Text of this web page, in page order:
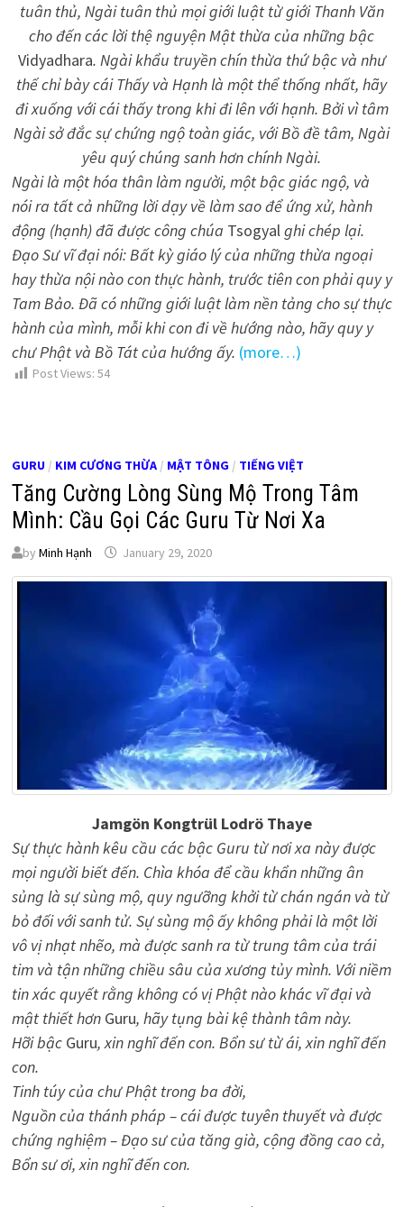
tuân thủ, Ngài tuân thủ mọi giới luật từ giới Thanh Văn
cho đến các lời thệ nguyện Mật thừa của những bậc
Vidyadhara. Ngài khẩu truyền chín thừa thứ bậc và như
thế chỉ bày cái Thấy và Hạnh là một thể thống nhất, hãy
đi xuống với cái thấy trong khi đi lên với hạnh. Bởi vì tâm
Ngài sở đắc sự chứng ngộ toàn giác, với Bồ đề tâm, Ngài
yêu quý chúng sanh hơn chính Ngài.
Ngài là một hóa thân làm người, một bậc giác ngộ, và
nói ra tất cả những lời dạy về làm sao để ứng xử, hành
động (hạnh) đã được công chúa Tsogyalghi chép lại.
Đạo Sư vĩ đại nói: Bất kỳ giáo lý của những thừa ngoại
hay thừa nội nào con thực hành, trước tiên con phải quy y
Tam Bảo. Đã có những giới luật làm nền tảng cho sự thực
hành của mình, mỗi khi con đi về hướng nào, hãy quy y
chư Phật và Bồ Tát của hướng ấy. (more…)
Post Views: 54
GURU/ KIM CƯƠNG THỪA/ MẬT TÔNG/ TIẾNG VIỆT
Tăng Cường Lòng Sùng Mộ Trong Tâm
Mình: Cầu Gọi Các Guru Từ Nơi Xa
by Minh Hạnh January 29, 2020
Jamgön Kongtrül Lodrö Thaye
Sự thực hành kêu cầu các bậc Guru từ nơi xa này được
mọi người biết đến. Chìa khóa để cầu khẩn những ân
sủng là sự sùng mộ, quy ngưỡng khởi từ chán ngán và từ
bỏ đối với sanh tử. Sự sùng mộ ấy không phải là một lời
vô vị nhạt nhẽo, mà được sanh ra từ trung tâm của trái
tim và tận những chiều sâu của xương tủy mình. Với niềm
tin xác quyết rằng không có vị Phật nào khác vĩ đại và
mật thiết hơn Guru, hãy tụng bài kệ thành tâm này.
Hỡi bậc Guru, xin nghĩ đến con. Bổn sư từ ái, xin nghĩ đến
con.
Tinh túy của chư Phật trong ba đời,
Nguồn của thánh pháp – cái được tuyên thuyết và được
chứng nghiệm – Đạo sư của tăng già, cộng đồng cao cả,
Bổn sư ơi, xin nghĩ đến con.